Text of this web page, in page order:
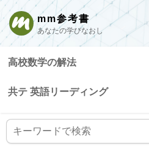
mm参考書
あなたの学びなおし
高校数学の解法
共テ 英語リーディング